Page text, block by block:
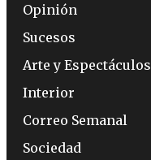
Opinión
Sucesos
Arte y Espectáculos
Interior
Correo Semanal
Sociedad